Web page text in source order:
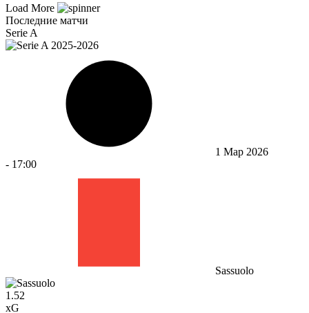
Load More
Последние матчи
Serie A
1 Мар 2026
- 17:00
Sassuolo
1.52
xG